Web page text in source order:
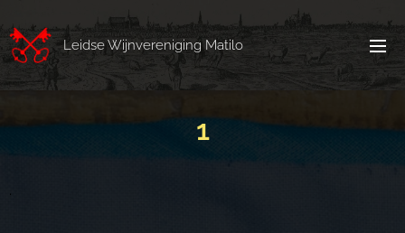
Leidse Wijnvereniging Matilo
1
.